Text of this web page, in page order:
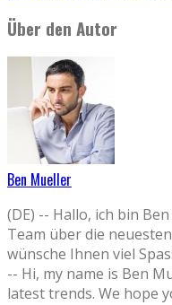
Über den Autor
Ben Mueller
(DE) -- Hallo, ich bin
Team über die
wünsche Ihnen
-- Hi, my name is Ben
latest trends. We